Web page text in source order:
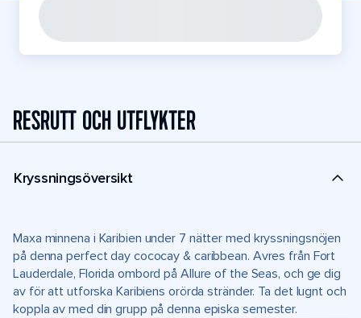
RESRUTT OCH UTFLYKTER
Kryssningsöversikt
Maxa minnena i Karibien under 7 nätter med kryssningsnöjen
på denna perfect day cococay & caribbean. Avres från Fort
Lauderdale, Florida ombord på Allure of the Seas, och ge dig
av för att utforska Karibiens orörda stränder. Ta det lugnt och
koppla av med din grupp på denna episka semester.